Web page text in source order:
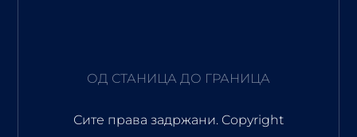
ОД СТАНИЦА ДО ГРАНИЦА
Сите права задржани. Copyright